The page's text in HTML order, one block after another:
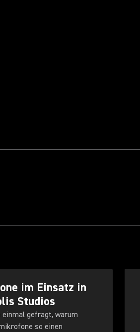
im Einsatz in
Studios
einmal gefragt, warum
so einen